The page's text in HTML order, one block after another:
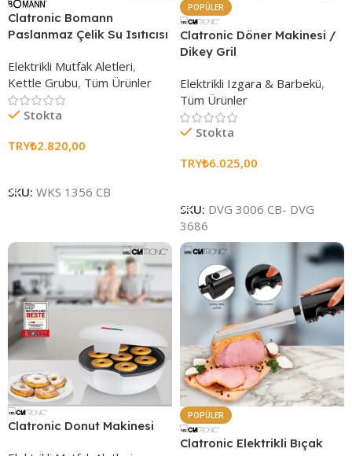
Clatronic Bomann
Paslanmaz Çelik Su Isıtıcısı
Elektrikli Mutfak Aletleri,
Kettle Grubu, Tüm Ürünler
Stokta
TRY₺2.820,00
SKU: WKS 1356 CB
POPÜLER
Clatronic Döner Makinesi /
Dikey Gril
Elektrikli Izgara & Barbekü,
Tüm Ürünler
Stokta
TRY₺6.025,00
SKU: DVG 3006 CB- DVG
3686
Clatronic Donut Makinesi
POPÜLER
Clatronic Elektrikli Bıçak